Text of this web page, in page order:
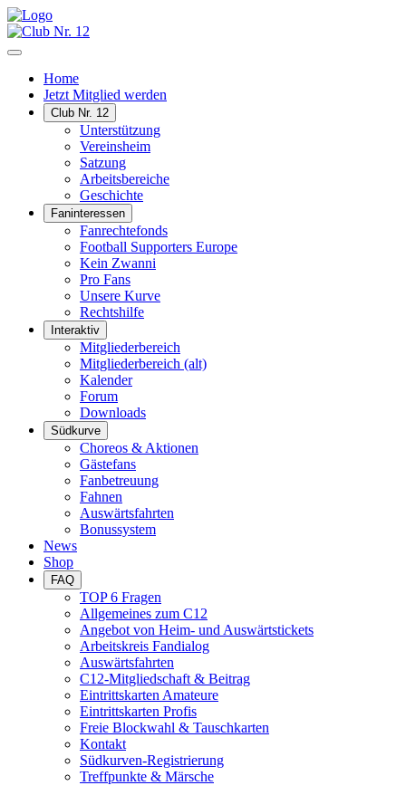
Home
Jetzt Mitglied werden
Club Nr. 12
Unterstützung
Vereinsheim
Satzung
Arbeitsbereiche
Geschichte
Faninteressen
Fanrechtefonds
Football Supporters Europe
Kein Zwanni
Pro Fans
Unsere Kurve
Rechtshilfe
Interaktiv
Mitgliederbereich
Mitgliederbereich (alt)
Kalender
Forum
Downloads
Südkurve
Choreos & Aktionen
Gästefans
Fanbetreuung
Fahnen
Auswärtsfahrten
Bonussystem
News
Shop
FAQ
TOP 6 Fragen
Allgemeines zum C12
Angebot von Heim- und Auswärtstickets
Arbeitskreis Fandialog
Auswärtsfahrten
C12-Mitgliedschaft & Beitrag
Eintrittskarten Amateure
Eintrittskarten Profis
Freie Blockwahl & Tauschkarten
Kontakt
Südkurven-Registrierung
Treffpunkte & Märsche